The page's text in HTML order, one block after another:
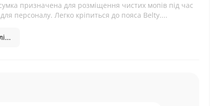
призначена для розміщення чистих мопів під час
персоналу. Легко кріпиться до пояса Belty....